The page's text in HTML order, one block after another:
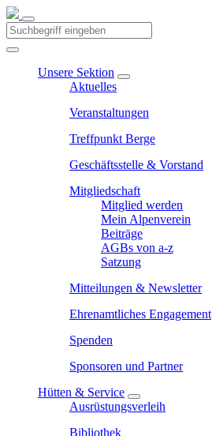
Unsere Sektion
Aktuelles
Veranstaltungen
Treffpunkt Berge
Geschäftsstelle & Vorstand
Mitgliedschaft
Mitglied werden
Mein Alpenverein
Beiträge
AGBs von a-z
Satzung
Mitteilungen & Newsletter
Ehrenamtliches Engagement
Spenden
Sponsoren und Partner
Hütten & Service
Ausrüstungsverleih
Bibliothek